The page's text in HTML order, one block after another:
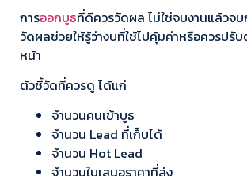
การออกบูธที่ดีควรวัดผล ไม่ใช่จบงานแล้วจบ
วัดผลช่วยให้รู้ว่างบที่ใช้ไปคุ้มค่าหรือควรปรับ
หน้า
ตัวชี้วัดที่ควรดู ได้แก่
จำนวนคนเข้าบูธ
จำนวน Lead ที่เก็บได้
จำนวน Hot Lead